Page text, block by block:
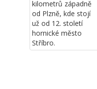
kilometrů západně
od Plzně, kde stojí
už od 12. století
hornické město
Stříbro.